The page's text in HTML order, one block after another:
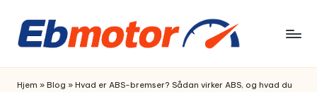
Skip
content
Hjem » Blog » Hvad er ABS-bremser? Sådan virker ABS, og hvad du